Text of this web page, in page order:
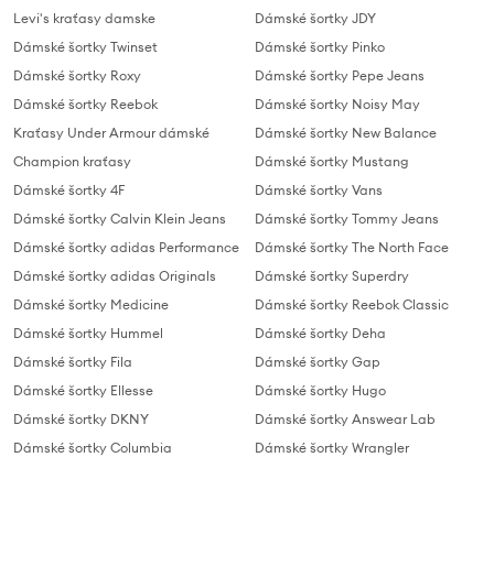
Levi's kraťasy damske
Dámské šortky Twinset
Dámské šortky Roxy
Dámské šortky Reebok
Kraťasy Under Armour dámské
Champion kraťasy
Dámské šortky 4F
Dámské šortky Calvin Klein Jeans
Dámské šortky adidas Performance
Dámské šortky adidas Originals
Dámské šortky Medicine
Dámské šortky Hummel
Dámské šortky Fila
Dámské šortky Ellesse
Dámské šortky DKNY
Dámské šortky Columbia
Dámské šortky JDY
Dámské šortky Pinko
Dámské šortky Pepe Jeans
Dámské šortky Noisy May
Dámské šortky New Balance
Dámské šortky Mustang
Dámské šortky Vans
Dámské šortky Tommy Jeans
Dámské šortky The North Face
Dámské šortky Superdry
Dámské šortky Reebok Classic
Dámské šortky Deha
Dámské šortky Gap
Dámské šortky Hugo
Dámské šortky Answear Lab
Dámské šortky Wrangler